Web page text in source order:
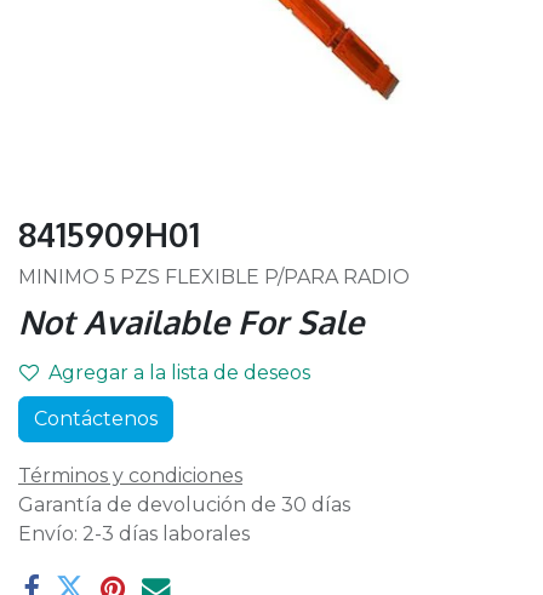
8415909H01
MINIMO 5 PZS FLEXIBLE P/PARA RADIO
Not Available For Sale
Agregar a la lista de deseos
Contáctenos
Términos y condiciones
Garantía de devolución de 30 días
Envío: 2-3 días laborales